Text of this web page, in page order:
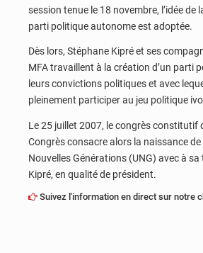
session tenue le 18 novembre, l’idée de
parti politique autonome est adoptée.
Dès lors, Stéphane Kipré et ses
MFA travaillent à la création d’un parti
leurs convictions politiques et avec
pleinement participer au jeu politique
Le 25 juillet 2007, le congrès constitutif
Congrès consacre alors la naissance de
Nouvelles Générations (UNG) avec à
Kipré, en qualité de président.
Suivez l'information en direct sur notre